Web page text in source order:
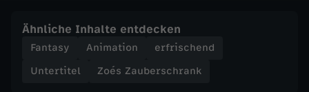
a
Ähnliche Inhalte entdecken
Fantasy Animation
erfrischend
Untertitel
Zoés Zauberschrank